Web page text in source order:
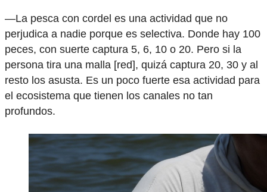
—La pesca con cordel es una actividad que no
perjudica a nadie porque es selectiva. Donde hay 100
peces, con suerte captura 5, 6, 10 o 20. Pero si la
persona tira una malla [red], quizá captura 20, 30 y al
resto los asusta. Es un poco fuerte esa actividad para
el ecosistema que tienen los canales no tan
profundos.